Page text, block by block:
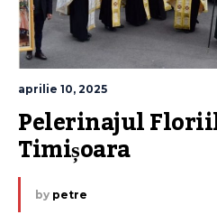
aprilie 10, 2025
Pelerinajul
Timișoara
by petre